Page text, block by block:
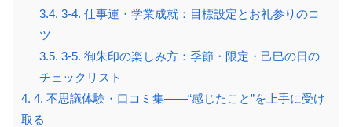
3.4. 3-4. 仕事運・学業成就：目標設定とお礼参りのコ
ツ
3.5. 3-5. 御朱印の楽しみ方：季節・限定・己巳の日の
チェックリスト
4. 4. 不思議体験・口コミ集――“感じたこと”を上手に受け
取る